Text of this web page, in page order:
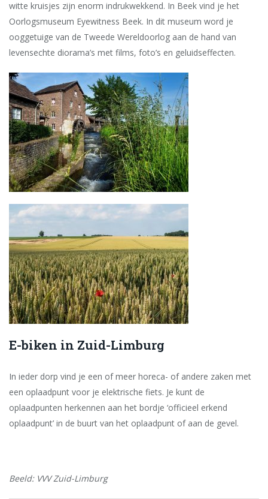
witte kruisjes zijn enorm indrukwekkend. In Beek vind je het
Oorlogsmuseum Eyewitness Beek. In dit museum word je
ooggetuige van de Tweede Wereldoorlog aan de hand van
levensechte diorama’s met films, foto’s en geluidseffecten.
E-biken in Zuid-Limburg
In ieder dorp vind je een of meer horeca- of andere zaken met
een oplaadpunt voor je elektrische fiets. Je kunt de
oplaadpunten herkennen aan het bordje ‘officieel erkend
oplaadpunt’ in de buurt van het oplaadpunt of aan de gevel.
Beeld: VVV Zuid-Limburg